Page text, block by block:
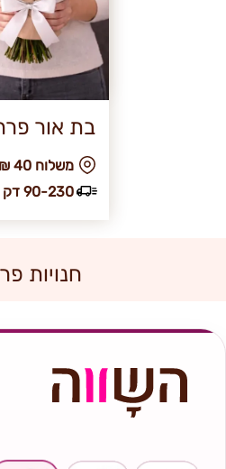
בת אור
₪ משלוח 40
90-230 דק
חנויות